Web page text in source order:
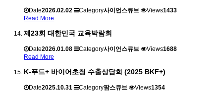
Date2026.02.02 Category사이언스큐브 Views1433
Read More
제23회 대한민국 교육박람회
Date2026.01.08 Category사이언스큐브 Views1688
Read More
K-푸드+ 바이어초청 수출상담회 (2025 BKF+)
Date2025.10.31 Category팜스큐브 Views1354